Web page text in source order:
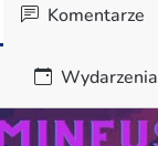
Komentarze
Wydarzenia